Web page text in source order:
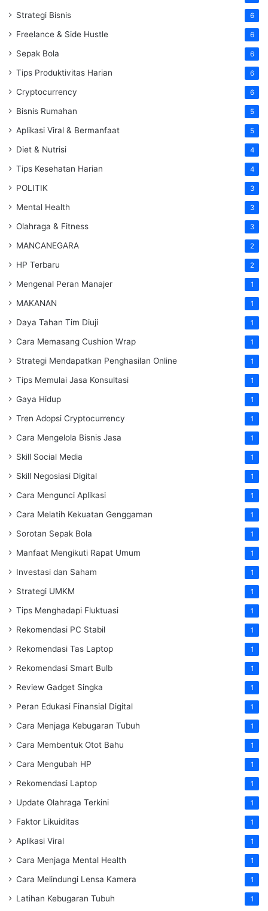
Strategi Bisnis 6
Freelance & Side Hustle 6
Sepak Bola 6
Tips Produktivitas Harian 6
Cryptocurrency 6
Bisnis Rumahan 5
Aplikasi Viral & Bermanfaat 5
Diet & Nutrisi 4
Tips Kesehatan Harian 4
POLITIK 3
Mental Health 3
Olahraga & Fitness 3
MANCANEGARA 2
HP Terbaru 2
Mengenal Peran Manajer 1
MAKANAN 1
Daya Tahan Tim Diuji 1
Cara Memasang Cushion Wrap 1
Strategi Mendapatkan Penghasilan Online 1
Tips Memulai Jasa Konsultasi 1
Gaya Hidup 1
Tren Adopsi Cryptocurrency 1
Cara Mengelola Bisnis Jasa 1
Skill Social Media 1
Skill Negosiasi Digital 1
Cara Mengunci Aplikasi 1
Cara Melatih Kekuatan Genggaman 1
Sorotan Sepak Bola 1
Manfaat Mengikuti Rapat Umum 1
Investasi dan Saham 1
Strategi UMKM 1
Tips Menghadapi Fluktuasi 1
Rekomendasi PC Stabil 1
Rekomendasi Tas Laptop 1
Rekomendasi Smart Bulb 1
Review Gadget Singka 1
Peran Edukasi Finansial Digital 1
Cara Menjaga Kebugaran Tubuh 1
Cara Membentuk Otot Bahu 1
Cara Mengubah HP 1
Rekomendasi Laptop 1
Update Olahraga Terkini 1
Faktor Likuiditas 1
Aplikasi Viral 1
Cara Menjaga Mental Health 1
Cara Melindungi Lensa Kamera 1
Latihan Kebugaran Tubuh 1